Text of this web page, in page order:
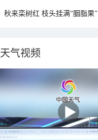
秋来栾树红 枝头挂满“胭脂果”
天气视频